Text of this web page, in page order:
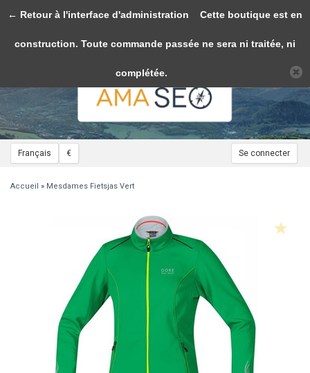
Français € Se connecter
Toggle
Accueil » Mesdames Fietsjas Vert
Veuillez accepter les cookies afin de rendre ce site plus fonctionnel. D'accord?
← Retour à l'interface d'administration Cette boutique est en
construction. Toute commande passée ne sera ni traitée, ni
complétée.